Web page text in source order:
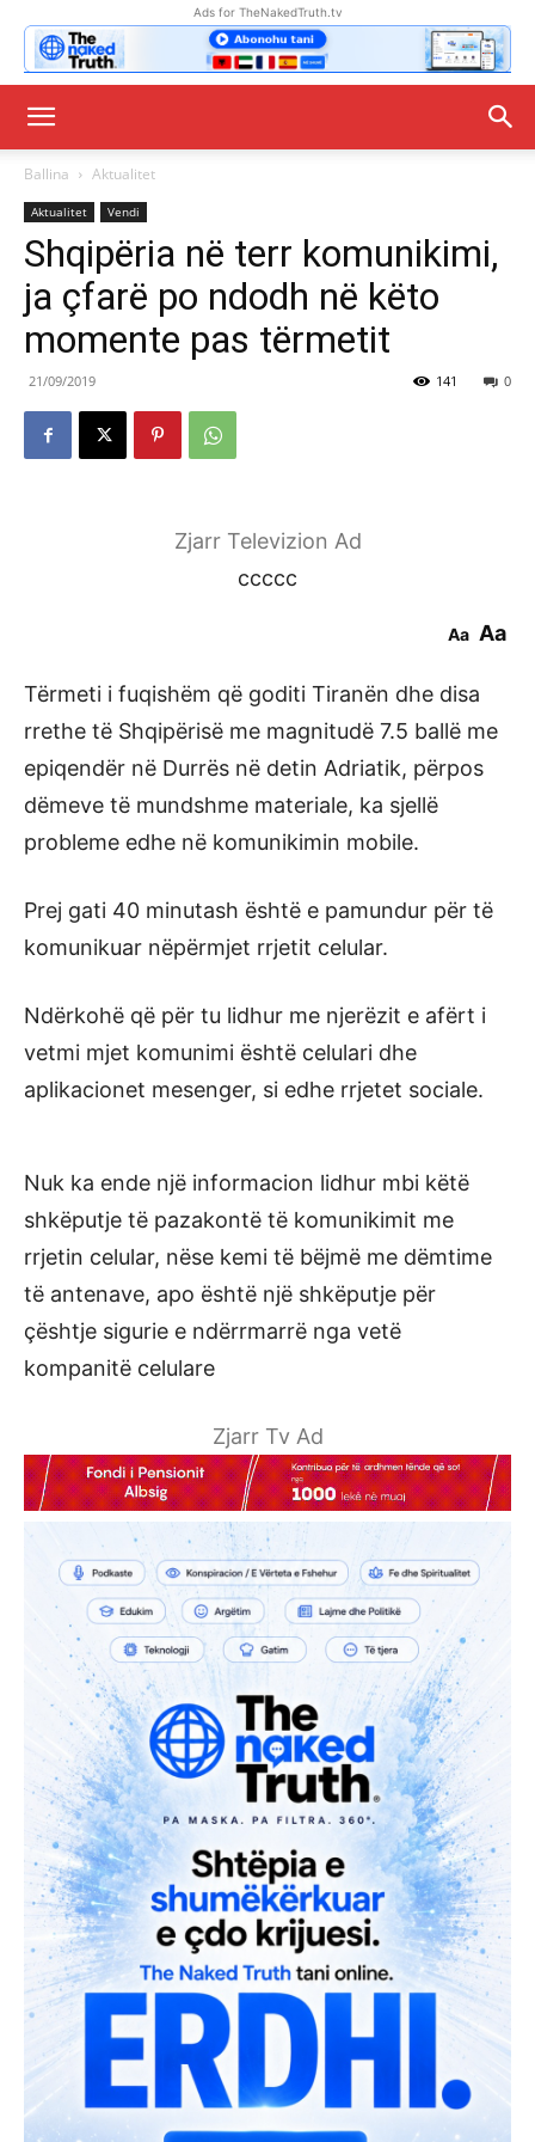
Ads for TheNakedTruth.tv
Ballina Aktualitet
Aktualitet Vendi
Shqipëria në terr komunikimi,
ja çfarë po ndodh në këto
momente pas tërmetit
21/09/2019 0
141
Zjarr Televizion Ad
ccccc
Aa Aa
Tërmeti i fuqishëm që goditi Tiranën dhe disa
rrethe të Shqipërisë me magnitudë 7.5 ballë me
epiqendër në Durrës në detin Adriatik, përpos
dëmeve të mundshme materiale, ka sjellë
probleme edhe në komunikimin mobile.
Prej gati 40 minutash është e pamundur për të
komunikuar nëpërmjet rrjetit celular.
Ndërkohë që për tu lidhur me njerëzit e afërt i
vetmi mjet komunimi është celulari dhe
aplikacionet mesenger, si edhe rrjetet sociale.
Nuk ka ende një informacion lidhur mbi këtë
shkëputje të pazakontë të komunikimit me
rrjetin celular, nëse kemi të bëjmë me dëmtime
të antenave, apo është një shkëputje për
çështje sigurie e ndërrmarrë nga vetë
kompanitë celulare
Zjarr Tv Ad